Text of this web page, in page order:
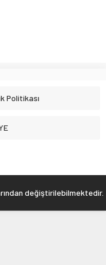
Politikası
değiştirilebilmektedir.